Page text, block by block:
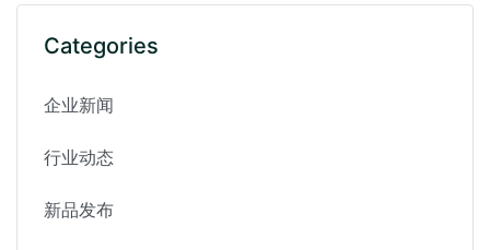
Categories
企业新闻
行业动态
新品发布